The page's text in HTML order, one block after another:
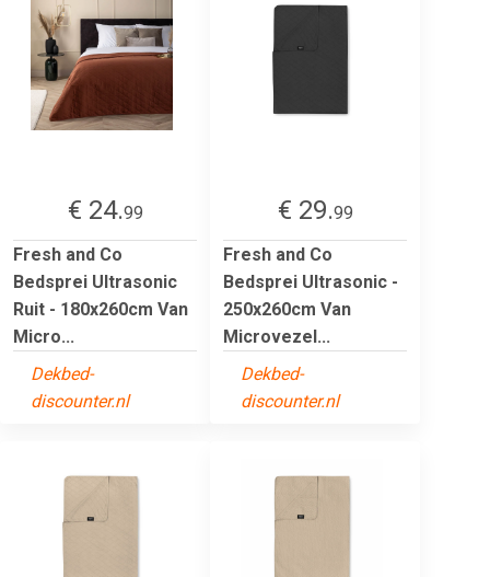
€ 24.99
Fresh and Co
Bedsprei Ultrasonic
Ruit - 180x260cm Van
Micro...
Dekbed-
discounter.nl
€ 29.99
Fresh and Co
Bedsprei Ultrasonic -
250x260cm Van
Microvezel...
Dekbed-
discounter.nl